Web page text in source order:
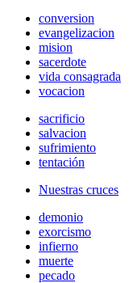
conversion
evangelizacion
mision
sacerdote
vida consagrada
vocacion
sacrificio
salvacion
sufrimiento
tentación
Nuestras cruces
demonio
exorcismo
infierno
muerte
pecado